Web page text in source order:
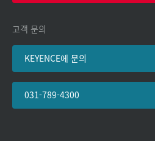
고객 문의
KEYENCE에 문의
031-789-4300